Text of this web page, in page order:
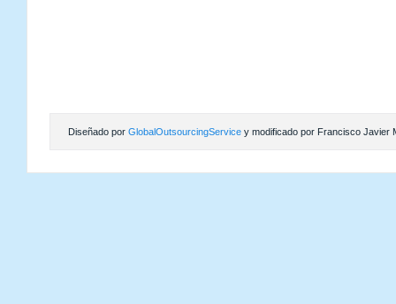
Diseñado por GlobalOutsourcingService y modificado por Francisco Javier